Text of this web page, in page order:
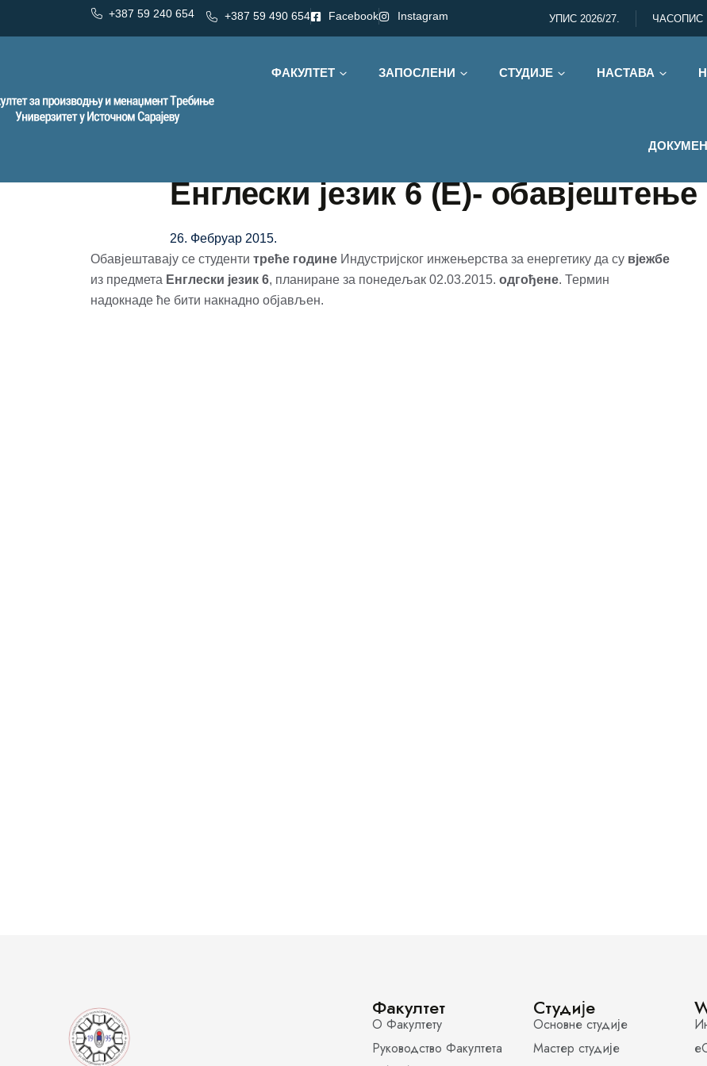
+387 59 240 654 +387 59 490 654 Facebook Instagram УПИС 2026/27. ЧАСОПИС
ФАКУЛТЕТ ЗАПОСЛЕНИ СТУДИЈЕ НАСТАВА
Енглески језик 6 (Е)- обавјештење
26. Фебруар 2015.
Обавјештавају се студенти треће године Индустријског инжењерства за енергетику да су вјежбе
из предмета Енглески језик 6, планиране за понедељак 02.03.2015. одгођене. Термин
надокнаде ће бити накнадно објављен.
Факултет
О Факултету
Руководство Факултета
Студије
Основне студије
Мастер студије